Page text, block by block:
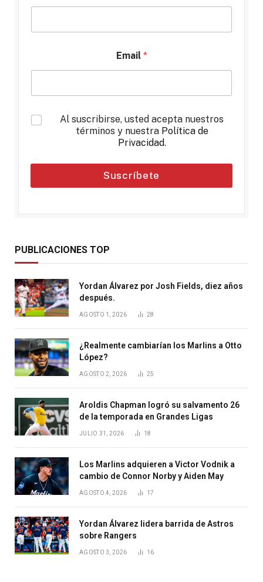
Email *
*
Al suscribirse, usted acepta nuestros
términos y nuestra Política de
Privacidad.
Suscríbete
PUBLICACIONES TOP
Yordan Álvarez por Josh Fields, diez años
después.
AGOSTO 1, 2026 28
¿Realmente cambiarían los Marlins a Otto
López?
AGOSTO 2, 2026 25
Aroldis Chapman logró su salvamento 26
de la temporada en Grandes Ligas
JULIO 31, 2026 18
Los Marlins adquieren a Victor Vodnik a
cambio de Connor Norby y Aiden May
AGOSTO 4, 2026 17
Yordan Álvarez lidera barrida de Astros
sobre Rangers
AGOSTO 3, 2026 16